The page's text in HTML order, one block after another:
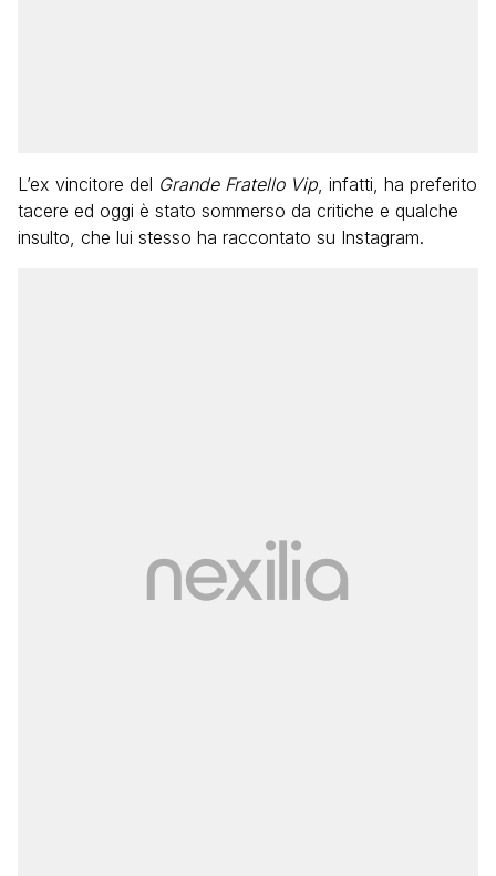
L’ex vincitore del Grande Fratello Vip , infatti, ha preferito
tacere ed oggi è stato sommerso da critiche e qualche
insulto, che lui stesso ha raccontato su Instagram.